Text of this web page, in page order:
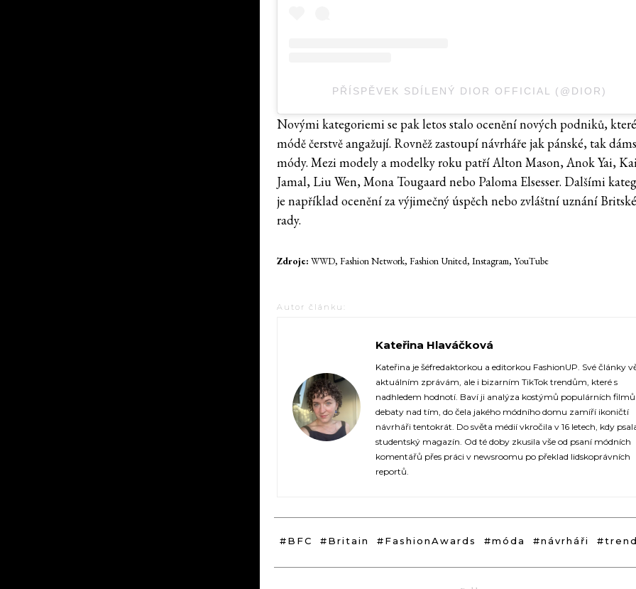
PŘÍSPĚVEK SDÍLENÝ DIOR OFFICIAL (@DIOR)
Novými kategoriemi se pak letos stalo ocenění nových podniků,
módě čerstvě angažují. Rovněž zastoupí návrháře jak pánské, tak
módy. Mezi modely a modelky roku patří Alton Mason, Anok Yai,
Jamal, Liu Wen, Mona Tougaard nebo Paloma Elsesser. Dalšími
je například ocenění za výjimečný úspěch nebo zvláštní uznání
rady.
Zdroje: WWD, Fashion Network, Fashion United, Instagram, YouTube
Autor článku:
Kateřina Hlaváčková
https://fashionup.cz/author/katerina-hlavackova/
Kateřina je šéfredaktorkou a editorkou FashionUP. Své články
aktuálním zprávám, ale i bizarním TikTok trendům, které s
nadhledem hodnotí. Baví ji analýza kostýmů populárních
debaty nad tím, do čela jakého módního domu zamíří ikoničtí
návrháři tentokrát. Do světa médií vkročila v 16 letech, kdy
studentský magazín. Od té doby zkusila vše od psaní módních
komentářů přes práci v newsroomu po překlad lidskoprávních
reportů.
#BFC #Britain #FashionAwards #móda #návrháři